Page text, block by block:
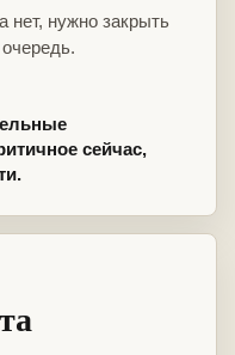
нет, нужно закрыть
сейчас,